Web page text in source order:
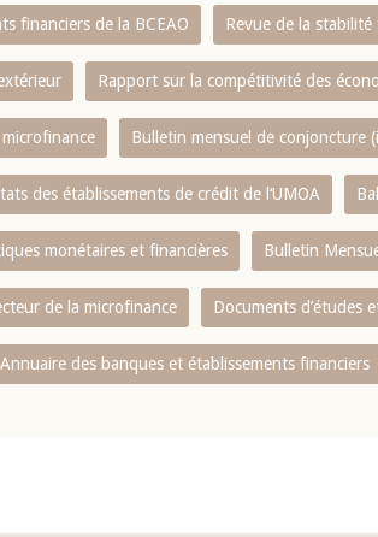
financiers de la BCEAO Revue de la stabilité
Rapport sur la compétitivité des
Bulletin mensuel de conjoncture
des établissements de crédit de l‘UMOA
monétaires et financières Bulletin
de la microfinance Documents d’études
Annuaire des banques et établissements financiers